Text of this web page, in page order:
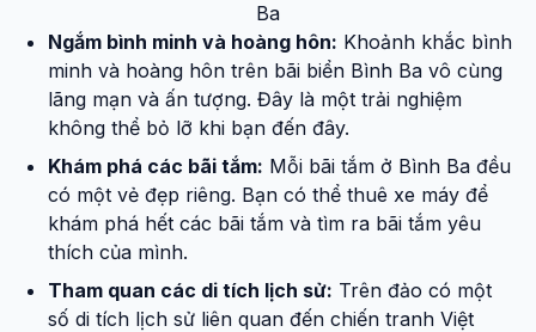
Ba
Ngắm bình minh và hoàng hôn: Khoảnh khắc bình
minh và hoàng hôn trên bãi biển Bình Ba vô cùng
lãng mạn và ấn tượng. Đây là một trải nghiệm
không thể bỏ lỡ khi bạn đến đây.
Khám phá các bãi tắm: Mỗi bãi tắm ở Bình Ba đều
có một vẻ đẹp riêng. Bạn có thể thuê xe máy để
khám phá hết các bãi tắm và tìm ra bãi tắm yêu
thích của mình.
Tham quan các di tích lịch sử: Trên đảo có một
số di tích lịch sử liên quan đến chiến tranh Việt